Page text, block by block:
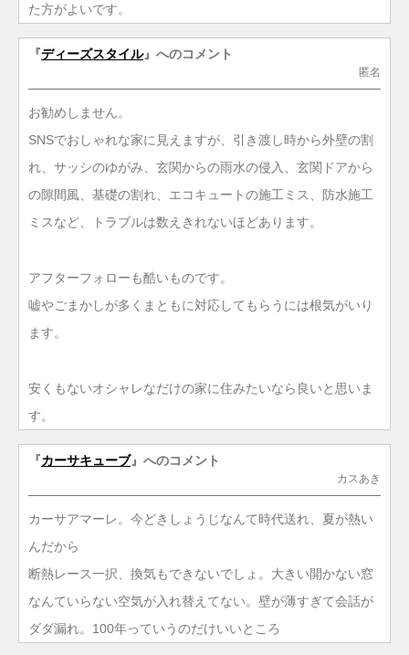
た方がよいです。
『ディーズスタイル』へのコメント
匿名
お勧めしません。
SNSでおしゃれな家に見えますが、引き渡し時から外壁の割
れ、サッシのゆがみ、玄関からの雨水の侵入、玄関ドアから
の隙間風、基礎の割れ、エコキュートの施工ミス、防水施工
ミスなど、トラブルは数えきれないほどあります。
アフターフォローも酷いものです。
嘘やごまかしが多くまともに対応してもらうには根気がいり
ます。
安くもないオシャレなだけの家に住みたいなら良いと思いま
す。
『カーサキューブ』へのコメント
カスあき
カーサアマーレ。今どきしょうじなんて時代送れ、夏が熱い
んだから
断熱レース一択、換気もできないでしょ。大きい開かない窓
なんていらない空気が入れ替えてない。壁が薄すぎて会話が
ダダ漏れ。100年っていうのだけいいところ